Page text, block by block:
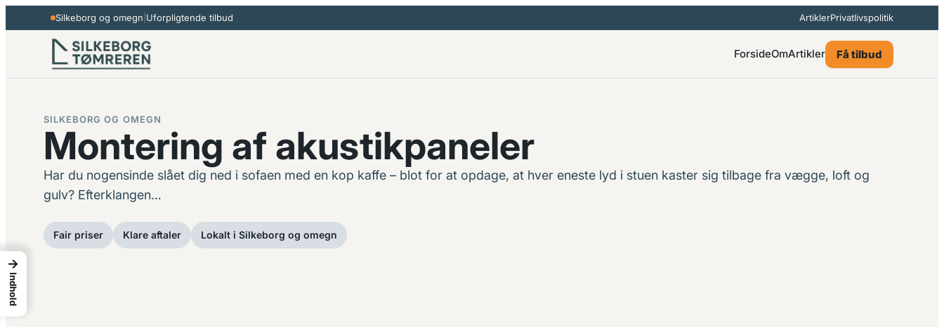
til
Silkeborg og omegn Uforpligtende tilbud ArtiklerPrivatlivspolitik
ForsideOmArtikler Få tilbud
SILKEBORG OG OMEGN
Montering af akustikpaneler
Har du nogensinde slået dig ned i sofaen med en kop kaffe – blot for at opdage, at hver eneste lyd i stuen kaster sig tilbage fra vægge, loft og
gulv? Efterklangen…
Fair priser Klare aftaler Lokalt i Silkeborg og omegn
→
Indhold